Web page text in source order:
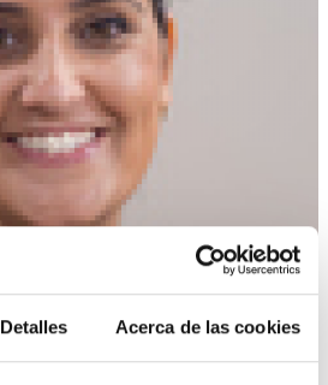
Detalles Acerca de las cookies